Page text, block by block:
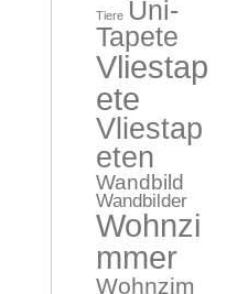
Tiere Uni-
Tapete
Vliestap
ete
Vliestap
eten
Wandbild
Wandbilder
Wohnzi
mmer
Wohnzim